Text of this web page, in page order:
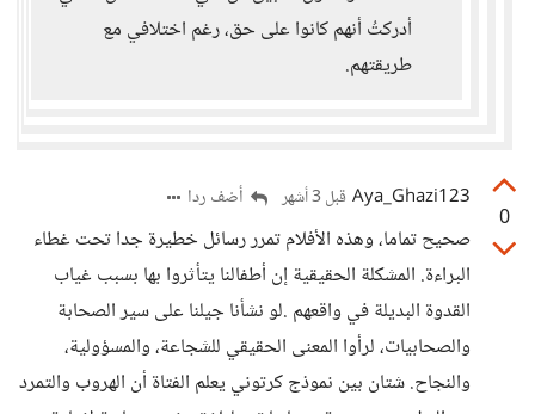
أدركتُ أنهم كانوا على حق، رغم اختلافي مع
طريقتهم.
0
Aya_Ghazi123 قبل 3 أشهر أضف ردا
صحيح تماما، وهذه الأفلام تمرر رسائل خطيرة جدا تحت غطاء
البراءة. المشكلة الحقيقية إن أطفالنا يتأثروا بها بسبب غياب
القدوة البديلة في واقعهم .لو نشأنا جيلنا على سير الصحابة
والصحابيات، لرأوا المعنى الحقيقي للشجاعة، والمسؤولية،
والنجاح. شتان بين نموذج كرتوني يعلم الفتاة أن الهروب والتمرد